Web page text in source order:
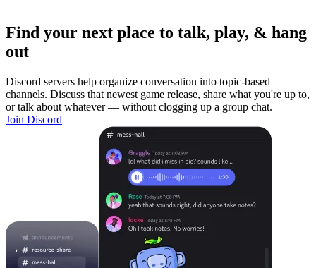
Find your next place to talk, play, & hang
out
Discord servers help organize conversation into topic-based
channels. Discuss that newest game release, share what you're up to,
or talk about whatever — without clogging up a group chat.
Join Discord